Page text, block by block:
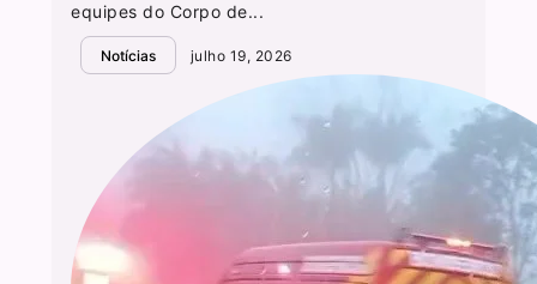
equipes do Corpo de...
Notícias julho 19, 2026